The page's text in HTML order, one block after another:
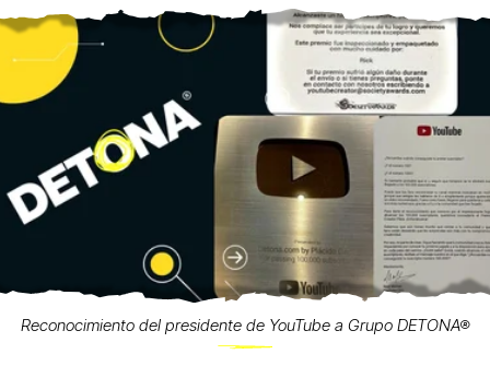
Reconocimiento del presidente de YouTube a Grupo DETONA®